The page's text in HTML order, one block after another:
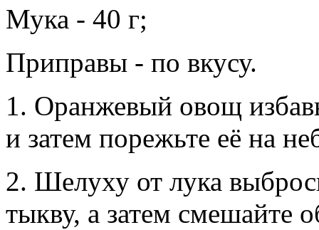
Мука - 40 г;
Приправы - по вкусу.
1. Оранжевый овощ
и затем порежьте её на
2. Шелуху от лука
тыкву, а затем смешайте